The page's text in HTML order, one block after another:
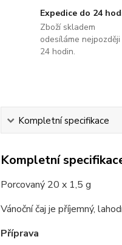
Expedice do 24
Zboží skladem
odesíláme nejpozději
24 hodin.
Kompletní specifikace
Kompletní
Porcovaný 20 x 1,5 g
Vánoční čaj je příjemný,
Příprava